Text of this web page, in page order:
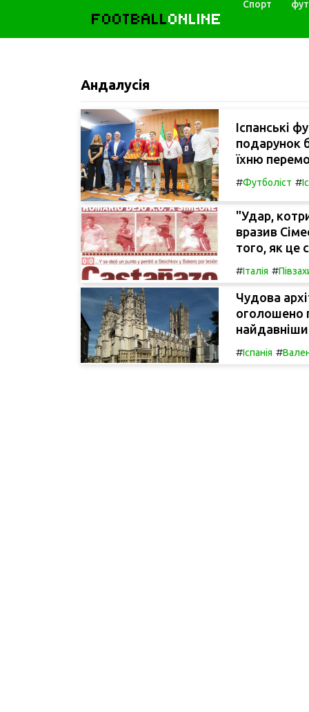
FOOTBALLONLINE
Спорт
Андалусія
Іспанські
подарунок
їхню
#Футболіст #
"Удар,
вразив
того, як це
#Італія #
Чудова
оголошено
#Іспанія #